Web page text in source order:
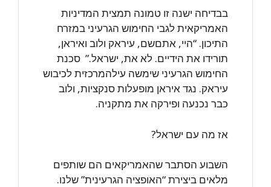
‏בבדיחה ישנה זו טמונה תמצית המדיניות
האמריקאית לגבי החימוש הגרעיני במזרח
‏התיכון. “היי, אתםשם, עיראק ולוב ואיראן,
תורידו את הידיים. לא את, ישראל.”‏ ‏ סכנת
החימוש הגרעיני שימשה עילהמרכזית לכיבוש
עיראק. נגד איראן מופעלות ‏סנקציות, ולוב
כבר נכנעה ופירקה את מתקניה.‏
אז מה עם ישראל?
השבוע הסתבר שהאמריקאים הם שותפים
מלאים ביצירת “האופציה הגרעינית” שלנו. ‏ ‏